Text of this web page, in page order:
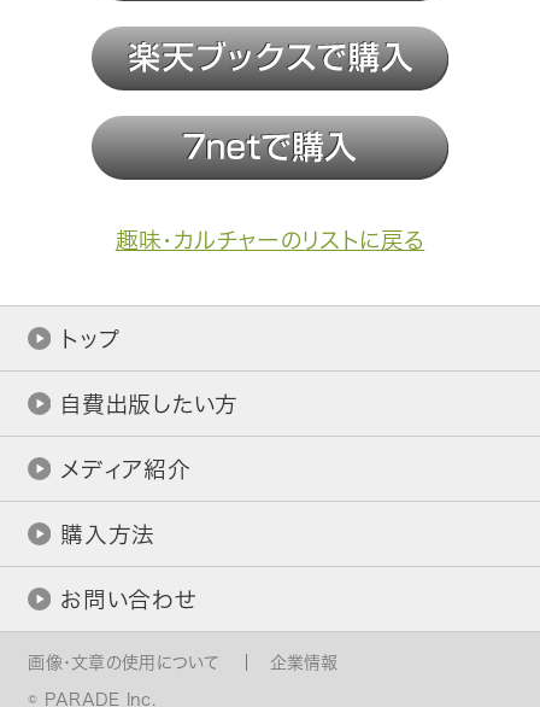
趣味・カルチャーのリストに戻る
トップ
自費出版したい方
メディア紹介
購入方法
お問い合わせ
画像・文章の使用について 企業情報
© PARADE Inc.